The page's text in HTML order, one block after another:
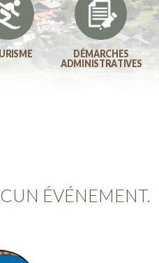
DÉMARCHES
ADMINISTRATIVES
ÉVÉNEMENT.